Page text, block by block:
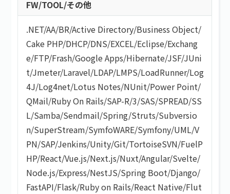
FW/TOOL/その他
.NET/AA/BR/Active Directory/Business Object/
Cake PHP/DHCP/DNS/EXCEL/Eclipse/Exchang
e/FTP/Frash/Google Apps/Hibernate/JSF/JUni
t/Jmeter/Laravel/LDAP/LMPS/LoadRunner/Log
4J/Log4net/Lotus Notes/NUnit/Power Point/
QMail/Ruby On Rails/SAP-R/3/SAS/SPREAD/SS
L/Samba/Sendmail/Spring/Struts/Subversio
n/SuperStream/SymfoWARE/Symfony/UML/V
PN/SAP/Jenkins/Unity/Git/TortoiseSVN/FuelP
HP/React/Vue.js/Next.js/Nuxt/Angular/Svelte/
Node.js/Express/NestJS/Spring Boot/Django/
FastAPI/Flask/Ruby on Rails/React Native/Flut